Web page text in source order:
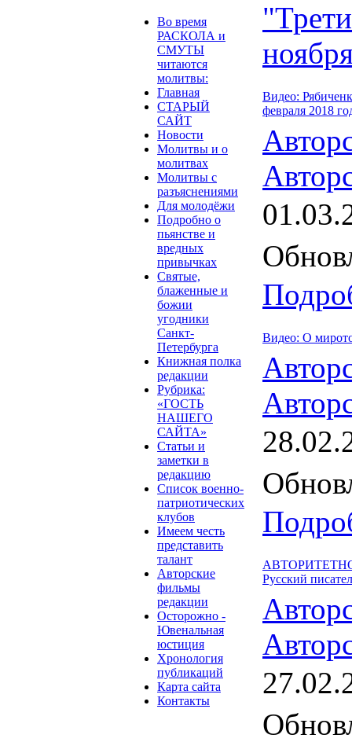
Во время
РАСКОЛА и
СМУТЫ
читаются
молитвы:
Главная
СТАРЫЙ
САЙТ
Новости
Молитвы и о
молитвах
Молитвы с
разъяснениями
Для молодёжи
Подробно о
пьянстве и
вредных
привычках
Святые,
блаженные и
божии
угодники
Санкт-
Петербурга
Книжная полка
редакции
Рубрика:
«ГОСТЬ
НАШЕГО
САЙТА»
Статьи и
заметки в
редакцию
Список военно-
патриотических
клубов
Имеем честь
представить
талант
Авторские
фильмы
редакции
Осторожно -
Ювенальная
юстиция
Хронология
публикаций
Карта сайта
Контакты
Видео:
февраля 2018
Видео: О
Русский